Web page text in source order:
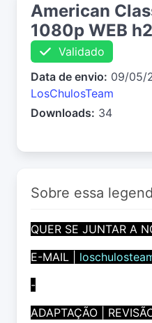
American
1080p WEB
Validado
Data de envio: 09/05/
LosChulosTeam
Downloads: 34
Sobre essa
QUER SE JUNTAR A
E-MAIL |
-
ADAPTAÇÃO |